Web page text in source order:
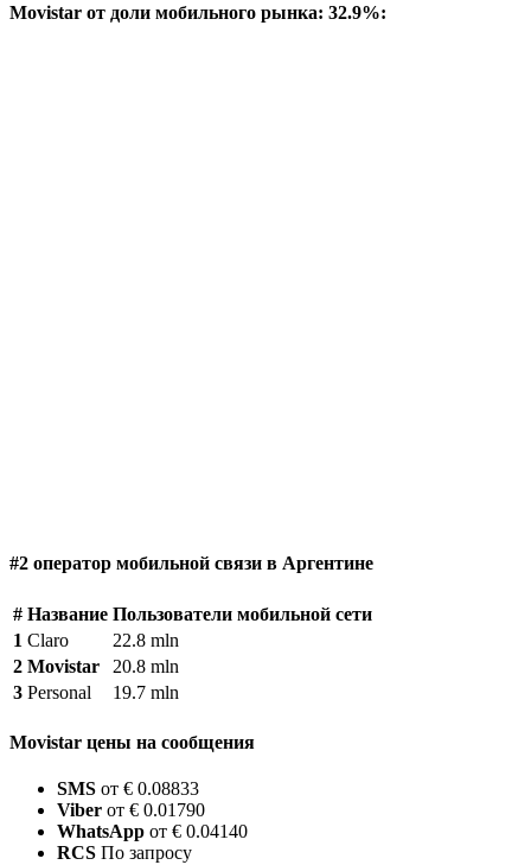
Movistar от доли мобильного рынка: 32.9%:
#2 оператор мобильной связи в Аргентине
# Название Пользователи мобильной сети
1 Claro
22.8 mln
2 Movistar
20.8 mln
3 Personal 19.7 mln
Movistar цены на сообщения
SMS от € 0.08833
Viber от € 0.01790
WhatsApp от € 0.04140
RCS По запросу